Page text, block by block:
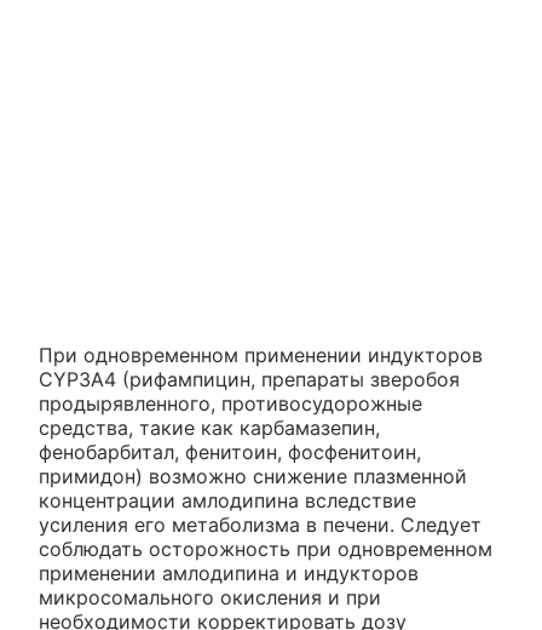
При одновременном применении индукторов
CYP3A4 (рифампицин, препараты зверобоя
продырявленного, противосудорожные
средства, такие как карбамазепин,
фенобарбитал, фенитоин, фосфенитоин,
примидон) возможно снижение плазменной
концентрации амлодипина вследствие
усиления его метаболизма в печени. Следует
соблюдать осторожность при одновременном
применении амлодипина и индукторов
микросомального окисления и при
необходимости корректировать дозу